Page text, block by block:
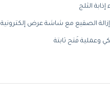
إذابة الثلج
الصقيع مع شاشة عرض إلكترونية
وعملية فَتح ثابتة